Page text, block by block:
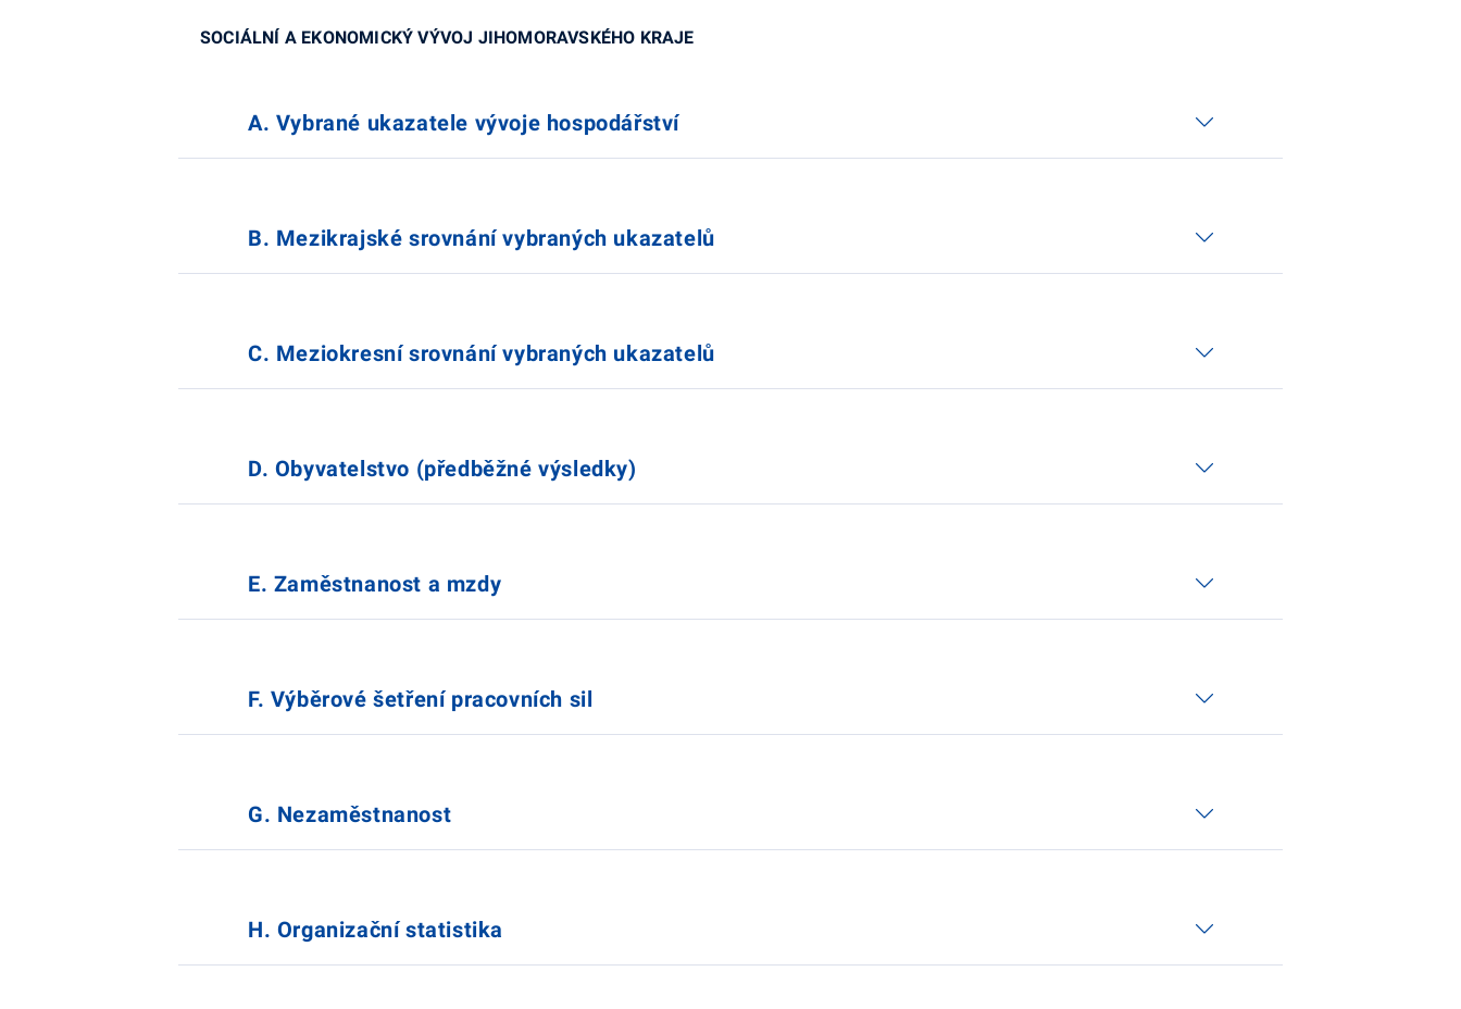
SOCIÁLNÍ A EKONOMICKÝ VÝVOJ JIHOMORAVSKÉHO KRAJE
A. Vybrané ukazatele vývoje hospodářství
B. Mezikrajské srovnání vybraných ukazatelů
C. Meziokresní srovnání vybraných ukazatelů
D. Obyvatelstvo (předběžné výsledky)
E. Zaměstnanost a mzdy
F. Výběrové šetření pracovních sil
G. Nezaměstnanost
H. Organizační statistika